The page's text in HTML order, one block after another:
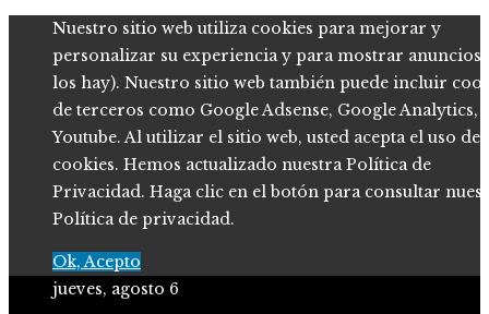
Nuestro sitio web utiliza cookies para mejorar y
personalizar su experiencia y para mostrar anuncios
los hay). Nuestro sitio web también puede incluir
de terceros como Google Adsense, Google Analytics,
Youtube. Al utilizar el sitio web, usted acepta el uso de
cookies. Hemos actualizado nuestra Política de
Privacidad. Haga clic en el botón para consultar
Política de privacidad.
Ok, Acepto
jueves, agosto 6